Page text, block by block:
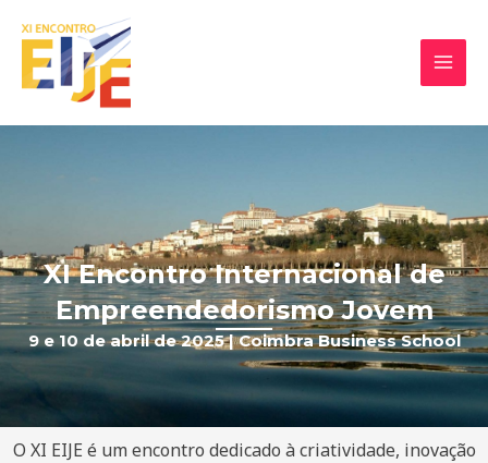
content
XI Encontro Internacional de
Empreendedorismo Jovem
9 e 10 de abril de 2025 | Coimbra Business School
O XI EIJE é um encontro dedicado à criatividade, inovação